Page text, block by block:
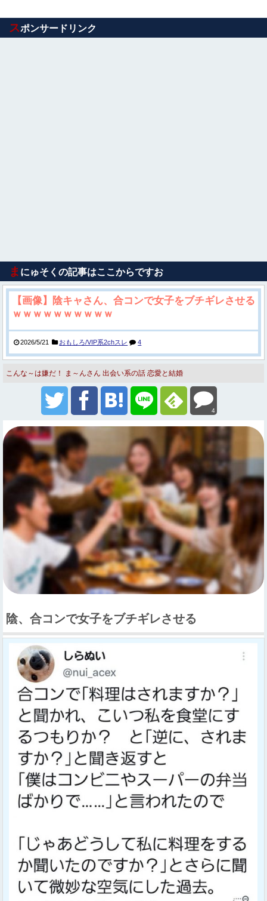
Powered by livedoor 相互RSS
スポンサードリンク
ま にゅそくの記事はここからですお
【画像】陰キャさん、合コンで女子をブチギレさせる
ｗｗｗｗｗｗｗｗｗｗ
2026/5/21 おもしろ/VIP系2chスレ 4
こんな～は嫌だ！ ま～んさん 出会い系の話 恋愛と結婚
4
陰、合コンで女子をブチギレさせる